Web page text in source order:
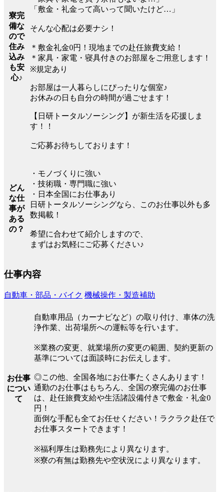
寮完
備な
ので
住み
込み
も安
心♪
「敷金・礼金って高いって聞いたけど…」
そんな心配は必要ナシ！
＊敷金礼金0円！現地までの赴任旅費支給！
＊家具・家電・寝具付きのお部屋をご用意します！
※規定あり
お部屋は一人暮らしにぴったりな個室♪
お休みの日も自分の時間が過ごせます！
【日研トータルソーシング】が新生活を応援しま
す！！
ご応募お待ちしております！
どん
な仕
事が
ある
の？
・モノづくりに強い
・技術職・専門職に強い
・日本全国にお仕事あり
日研トータルソーシングなら、このお仕事以外も多
数掲載！
希望に合わせて紹介しますので、
まずはお気軽にご応募ください♪
仕事内容
自動車・部品・バイク 機械操作・製造補助
お仕事
につい
て
自動車用品（カーナビなど）の取り付け、車体の洗
浄作業、出荷場所への運転等を行います。
※業務の変更、就業場所の変更の範囲、契約更新の
基準については面談時にお伝えします。
◎この他、全国各地にお仕事たくさんあります！
通勤のお仕事はもちろん、全国の寮完備のお仕事
は、赴任旅費支給や生活諸設備付きで敷金・礼金0
円！
面倒な手配も全てお任せください！ラクラク赴任で
お仕事スタートできます！
※福利厚生は勤務先により異なります。
※寮の有無は勤務先や空状況により異なります。